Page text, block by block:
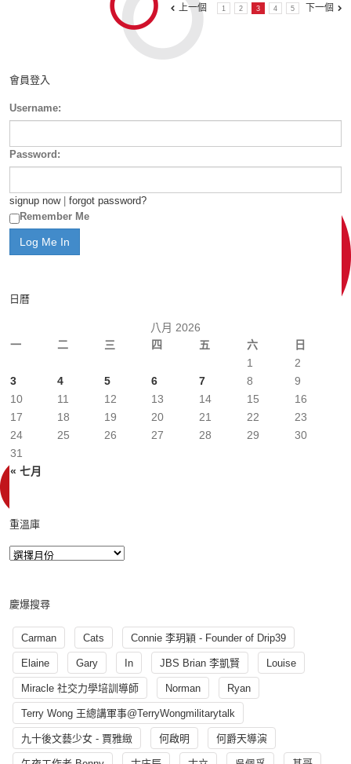
上一個 1 2 3 4 5 下一個
會員登入
Username:
Password:
signup now| forgot password?
Remember Me
日曆
八月 2026
一
二 三 四 五 六 日
« 七月
1
2
3
4 5 6 7 8
9
10
11 12 13 14 15
16
17
18 19 20 21 22
23
24
25 26 27 28 29
30
31
重溫庫
慶爆搜尋
Carman Cats Connie 李玥穎 - Founder of Drip39
Elaine Gary In JBS Brian 李凱賢 Louise
Miracle 社交力學培訓導師 Norman Ryan
Terry Wong 王總講軍事@TerryWongmilitarytalk
九十後文藝少女 - 賈雅緻 何啟明 何爵天導演